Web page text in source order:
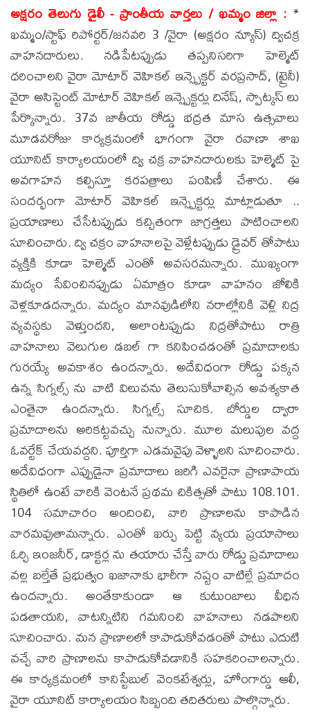
అక్షరం తెలుగు డైలీ - ప్రాంతీయ వార్తలు / ఖమ్మం జిల్లా : *
ఖమ్మం/స్టాఫ్ రిపోర్టర్/జనవరి 3 /వైరా (అక్షరం న్యూస్) ద్విచక్ర
వాహనదారులు. నడిపేటప్పుడు తప్పనిసరిగా హెల్మెట్
ధరించాలని వైరా మోటార్ వెహికల్ ఇన్స్పెక్టర్ వరప్రసాద్, (ట్రైనీ)
వైరా అసిస్టెంట్ మోటార్ వెహికల్ ఇన్స్పెక్టర్లు దినేష్, స్పాట్కస్ లు
పేర్కొన్నారు. 37వ జాతీయ రోడ్డు భద్రత మాస ఉత్సవాలు
మూడవరోజు కార్యక్రమంలో భాగంగా వైరా రవాణా శాఖ
యూనిట్ కార్యాలయంలో ద్వి చక్ర వాహనదారులకు హెల్మెట్ పై
అవగాహన కల్పిస్తూ కరపత్రాలు పంపిణీ చేశారు. ఈ
సందర్భంగా మోటార్ వెహికల్ ఇన్స్పెక్టర్లు మాట్లాడుతూ ..
ప్రయాణాలు చేసేటప్పుడు కచ్చితంగా జాగ్రత్తలు పాటించాలని
సూచించారు. ద్వి చక్రం వాహనాలపై వెళ్లేటప్పుడు డ్రైవర్ తోపాటు
వ్యక్తికి కూడా హెల్మెట్ ఎంతో అవసరమన్నారు. ముఖ్యంగా
మద్యం సేవించినప్పుడు ఏమాత్రం కూడా వాహనం జోలికి
వెళ్లకూడదన్నారు. మద్యం మానవుడిలోని నరాల్లోనికి వెళ్లి నిద్ర
వ్యవస్థకు వెళ్తుందని, అలాంటప్పుడు నిద్రతోపాటు రాత్రి
వాహనాలు వెలుగుల డబల్ గా కనిపించడంతో ప్రమాదాలకు
గురయ్యే అవకాశం ఉందన్నారు. అదేవిధంగా రోడ్డు పక్కన
ఉన్న సిగ్నల్స్ ను వాటి విలువను తెలుసుకోవాల్సిన అవశ్యకాత
ఎంతైనా ఉందన్నారు. సిగ్నల్స్ సూచిక. బోర్డుల ద్వారా
ప్రమాదాలను అరికట్టవచ్చు నున్నారు. మూల మలుపుల వద్ద
ఓవర్టేక్ చేయవద్దని. పూర్తిగా ఎడమవైపు వెళ్ళాలని సూచించారు.
అదేవిధంగా ఎప్పుడైనా ప్రమాదాలు జరిగి ఎవరైనా ప్రాణాపాయ
స్థితిలో ఉంటే వారికి వెంటనే ప్రథమ చికిత్సతో పాటు 108.101.
104 సమాచారం అందించి, వారి ప్రాణాలను కాపాడిన
వారమవుతామన్నారు. ఎంతో ఖర్చు పెట్టి వ్యయ ప్రయాసాలు
ఓర్చి ఇంజనీర్, డాక్టర్ల ను తయారు చేస్తే వారు రోడ్డు ప్రమాదాలు
వల్ల బల్తేతే ప్రభుత్వం ఖజానాకు భారీగా నష్టం వాటిల్లే ప్రమాదం
ఉందన్నారు. అంతేకాకుండా ఆ కుటుంబాలు వీధిన
పడతాయని, వాటన్నిటిని గమనించి వాహనాలు నడపాలని
సూచించారు. మన ప్రాణాలలో కాపాడుకోవడంతో పాటు ఎదుటి
వచ్చే వారి ప్రాణాలను కాపాడుకోవడానికి సహకరించాలన్నారు.
ఈ కార్యక్రమంలో కానిస్టేబుల్ వెంకటేశ్వర్లు, హోంగార్డు ఆలీ,
వైరా యూనిట్ కార్యాలయం సిబ్బంది తదితరులు పాల్గొన్నారు.